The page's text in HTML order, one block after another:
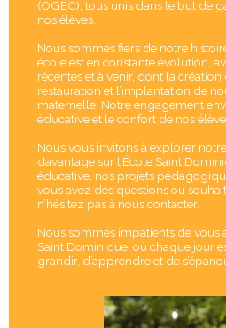
(OGEC), tous unis dans le but de
nos élèves.
Nous sommes fiers de notre
école est en constante évolution,
récentes et à venir, dont la
restauration et l’implantation de
maternelle. Notre engagement
éducative et le confort de nos
Nous vous invitons à explorer
davantage sur l’École Saint
éducative, nos projets
vous avez des questions ou
n’hésitez pas à nous contacter.
Nous sommes impatients de vous
Saint Dominique, où chaque jour
grandir, d’apprendre et de